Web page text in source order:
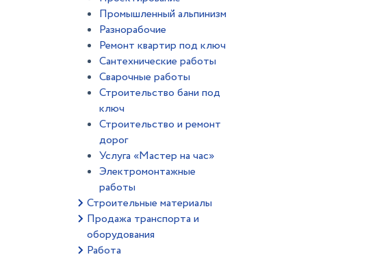
Промышленный альпинизм
Разнорабочие
Ремонт квартир под ключ
Сантехнические работы
Сварочные работы
Строительство бани под
ключ
Строительство и ремонт
дорог
Услуга «Мастер на час»
Электромонтажные
работы
Строительные материалы
Продажа транспорта и
оборудования
Работа